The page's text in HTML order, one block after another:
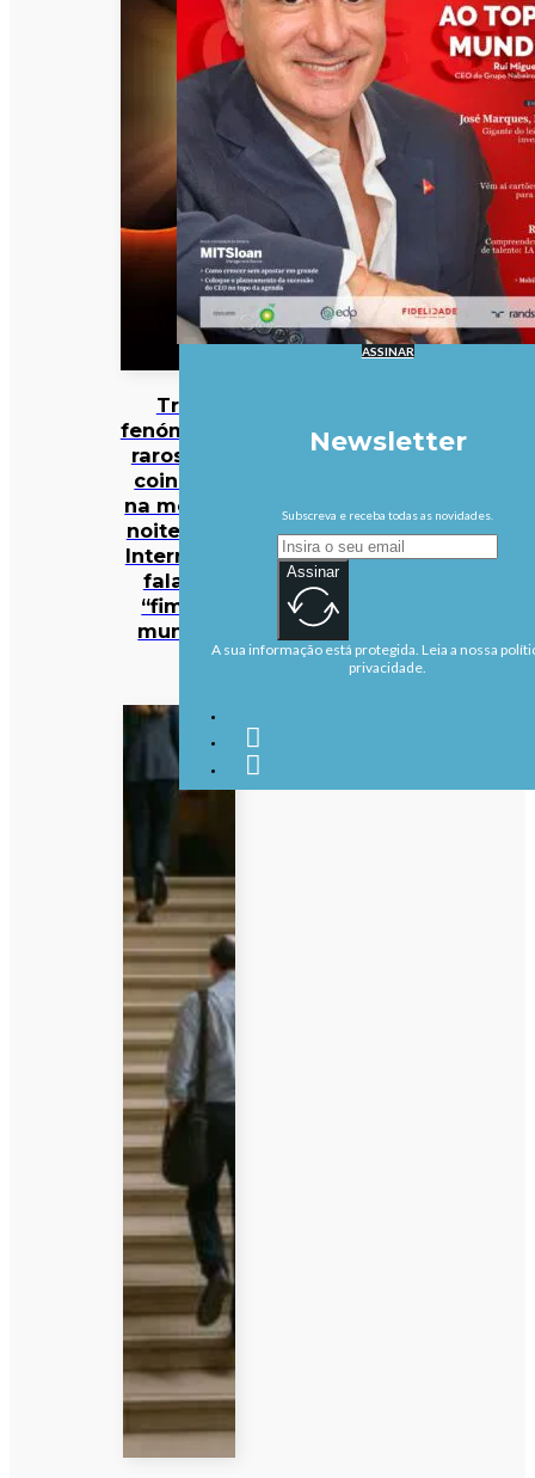
Três
fenómenos
raros vão
coincidir
na mesma
noite… e a
Internet já
fala no
“fim do
mundo”
ASSINAR
Newsletter
Subscreva e receba todas as novidades.
Assinar
A sua informação está protegida. Leia a nossa
privacidade.